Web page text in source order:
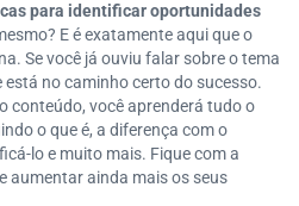
para identificar oportunidades
E é exatamente aqui que o
Se você já ouviu falar sobre o tema
no caminho certo do sucesso.
conteúdo, você aprenderá tudo o
o que é, a diferença com o
lo e muito mais. Fique com a
aumentar ainda mais os seus